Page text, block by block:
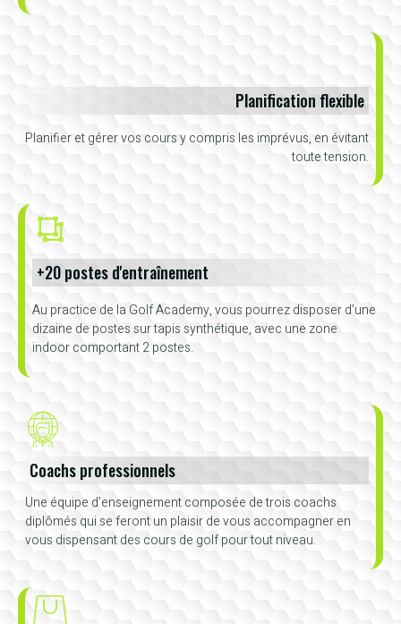
Planification flexible
Planifier et gérer vos cours y compris les imprévus, en évitant
toute tension.
+20 postes d'entraînement
Au practice de la Golf Academy, vous pourrez disposer d’une
dizaine de postes sur tapis synthétique, avec une zone
indoor comportant 2 postes.
Coachs professionnels
Une équipe d’enseignement composée de trois coachs
diplômés qui se feront un plaisir de vous accompagner en
vous dispensant des cours de golf pour tout niveau.